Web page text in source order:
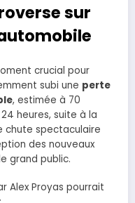
sur
crucial pour
subi une perte
, estimée à 70
heures, suite à la
chute spectaculaire
des nouveaux
grand public.
Alex Proyas pourrait